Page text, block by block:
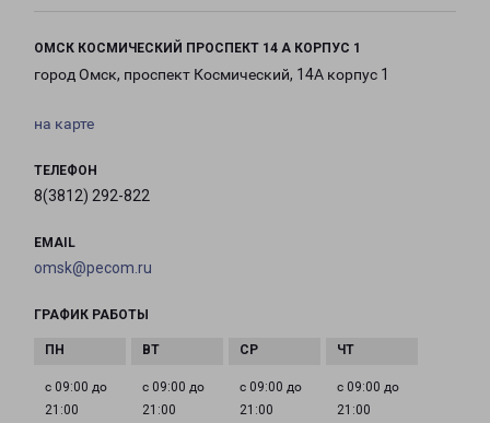
ОМСК КОСМИЧЕСКИЙ ПРОСПЕКТ 14 А КОРПУС 1
город Омск, проспект Космический, 14А корпус 1
на карте
ТЕЛЕФОН
8(3812) 292-822
EMAIL
omsk@pecom.ru
ГРАФИК РАБОТЫ
с 09:00 до
21:00
с 09:00 до
21:00
с 09:00 до
21:00
с 09:00 до
21:00